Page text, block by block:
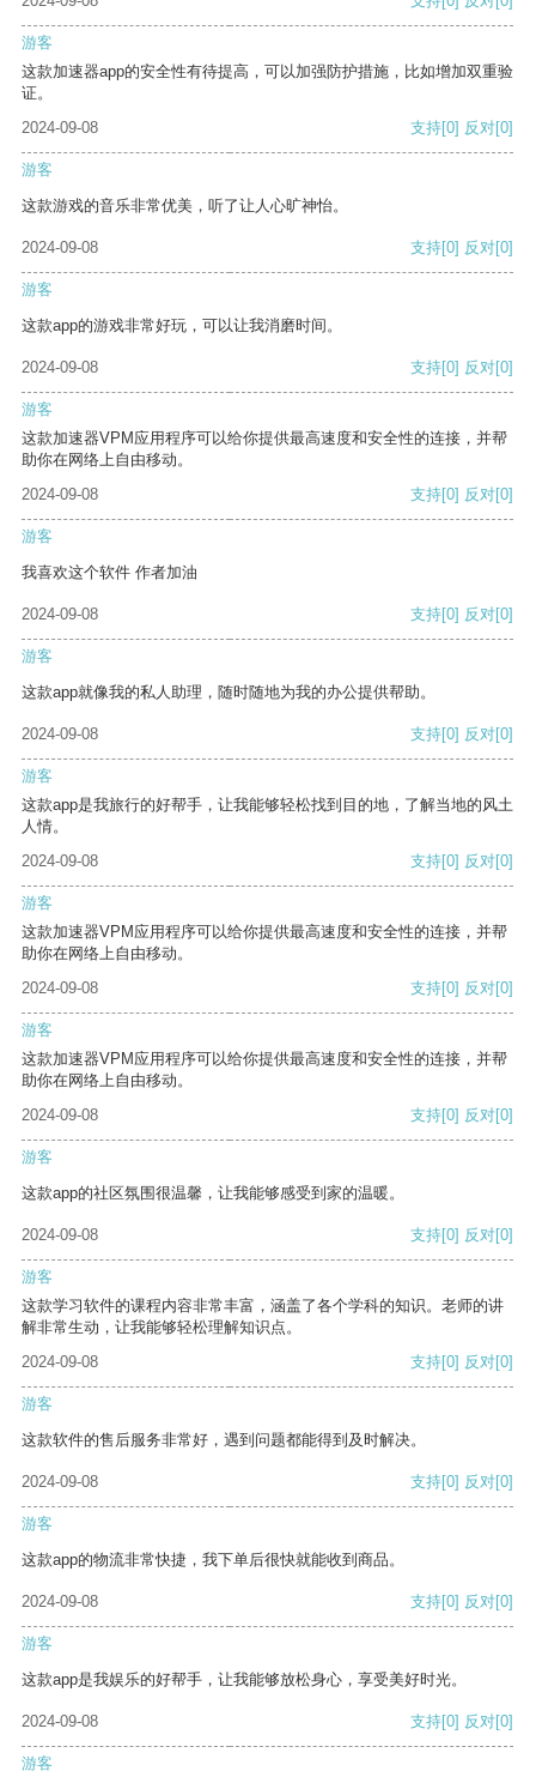
游客
这款加速器app的安全性有待提高，可以加强防护措施，比如增加双重验
证。
2024-09-08
支持[0] 反对[0]
游客
这款游戏的音乐非常优美，听了让人心旷神怡。
2024-09-08 支持[0] 反对[0]
游客
这款app的游戏非常好玩，可以让我消磨时间。
2024-09-08 支持[0] 反对[0]
游客
这款加速器VPM应用程序可以给你提供最高速度和安全性的连接，并帮
助你在网络上自由移动。
2024-09-08
支持[0] 反对[0]
游客
我喜欢这个软件 作者加油
2024-09-08 支持[0] 反对[0]
游客
这款app就像我的私人助理，随时随地为我的办公提供帮助。
2024-09-08 支持[0] 反对[0]
游客
这款app是我旅行的好帮手，让我能够轻松找到目的地，了解当地的风土
人情。
2024-09-08
支持[0] 反对[0]
游客
这款加速器VPM应用程序可以给你提供最高速度和安全性的连接，并帮
助你在网络上自由移动。
2024-09-08
支持[0] 反对[0]
游客
这款加速器VPM应用程序可以给你提供最高速度和安全性的连接，并帮
助你在网络上自由移动。
2024-09-08
支持[0] 反对[0]
游客
这款app的社区氛围很温馨，让我能够感受到家的温暖。
2024-09-08 支持[0] 反对[0]
游客
这款学习软件的课程内容非常丰富，涵盖了各个学科的知识。老师的讲
解非常生动，让我能够轻松理解知识点。
2024-09-08
支持[0] 反对[0]
游客
这款软件的售后服务非常好，遇到问题都能得到及时解决。
2024-09-08 支持[0] 反对[0]
游客
这款app的物流非常快捷，我下单后很快就能收到商品。
2024-09-08 支持[0] 反对[0]
游客
这款app是我娱乐的好帮手，让我能够放松身心，享受美好时光。
2024-09-08 支持[0] 反对[0]
游客